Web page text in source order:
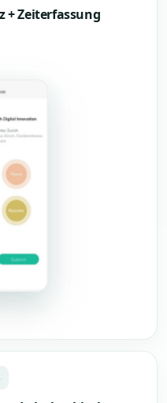
+ Zeiterfassung